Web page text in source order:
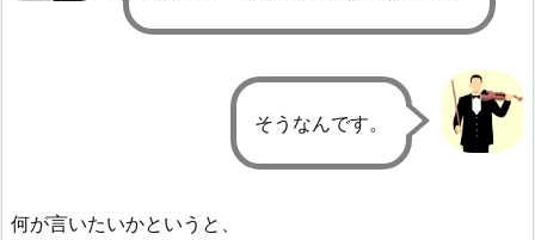
そうなんです。
何が言いたいかというと、